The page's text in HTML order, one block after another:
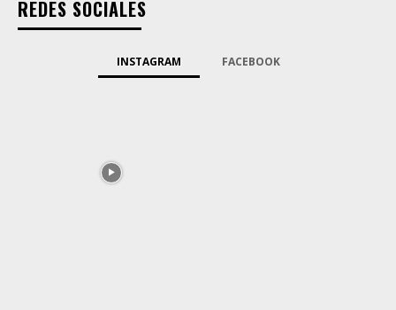
REDES SOCIALES
INSTAGRAM FACEBOOK